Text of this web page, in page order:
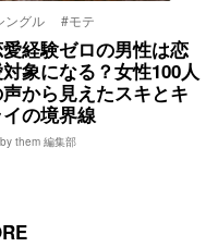
ングル #モテ
経験ゼロの男性は恋
象になる？女性100人
から見えたスキとキ
の境界線
them 編集部